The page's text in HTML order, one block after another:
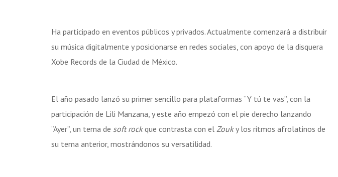
Ha participado en eventos públicos y privados. Actualmente comenzará a distribuir
su música digitalmente y posicionarse en redes sociales, con apoyo de la disquera
Xobe Records de la Ciudad de México.
El año pasado lanzó su primer sencillo para plataformas “Y tú te vas”, con la
participación de Lili Manzana, y este año empezó con el pie derecho lanzando
“Ayer”, un tema de soft rockque contrasta con el Zouky los ritmos afrolatinos de
su tema anterior, mostrándonos su versatilidad.